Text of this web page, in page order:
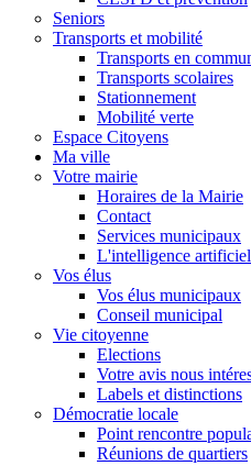
Seniors
Transports et mobilité
Transports en
Transports scolaires
Stationnement
Mobilité verte
Espace Citoyens
Ma ville
Votre mairie
Horaires de la Mairie
Contact
Services municipaux
L'intelligence
Vos élus
Vos élus municipaux
Conseil municipal
Vie citoyenne
Elections
Votre avis nous
Labels et distinctions
Démocratie locale
Point rencontre
Réunions de quartiers